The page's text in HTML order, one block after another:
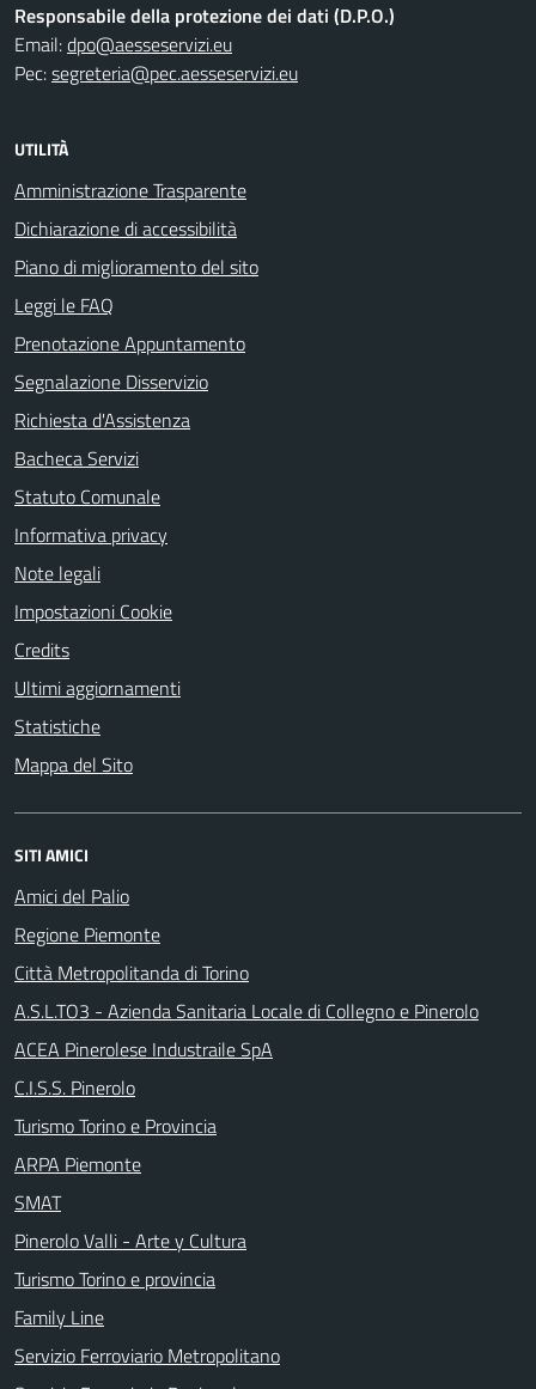
Responsabile della protezione dei dati (D.P.O.)
Email:dpo@aesseservizi.eu
Pec:segreteria@pec.aesseservizi.eu
UTILITÀ
Amministrazione Trasparente
Dichiarazione di accessibilità
Piano di miglioramento del sito
Leggi le FAQ
Prenotazione Appuntamento
Segnalazione Disservizio
Richiesta d'Assistenza
Bacheca Servizi
Statuto Comunale
Informativa privacy
Note legali
Impostazioni Cookie
Credits
Ultimi aggiornamenti
Statistiche
Mappa del Sito
SITI AMICI
Amici del Palio
Regione Piemonte
Città Metropolitanda di Torino
A.S.L.TO3 - Azienda Sanitaria Locale di Collegno e Pinerolo
ACEA Pinerolese Industraile SpA
C.I.S.S. Pinerolo
Turismo Torino e Provincia
ARPA Piemonte
SMAT
Pinerolo Valli - Arte y Cultura
Turismo Torino e provincia
Family Line
Servizio Ferroviario Metropolitano